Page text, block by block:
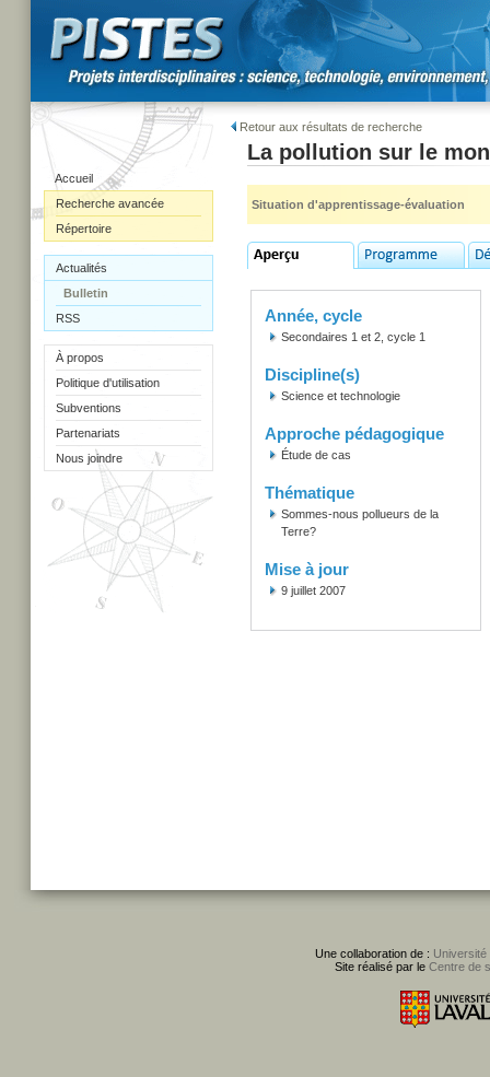
Accueil
Recherche avancée
Répertoire
Actualités
Bulletin
RSS
À propos
Politique d'utilisation
Subventions
Partenariats
Nous joindre
Retour aux résultats de recherche
La pollution sur le
Situation d'apprentissage-évaluation
Année, cycle
Secondaires 1 et 2, cycle 1
Discipline(s)
Science et technologie
Approche pédagogique
Étude de cas
Thématique
Sommes-nous pollueurs de la
Terre?
Mise à jour
9 juillet 2007
Une collaboration de : Université
Site réalisé par le Centre de